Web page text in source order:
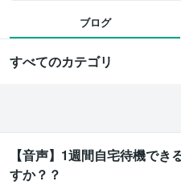
ブログ
すべてのカテゴリ
【音声】1週間自宅待機でき
すか？？